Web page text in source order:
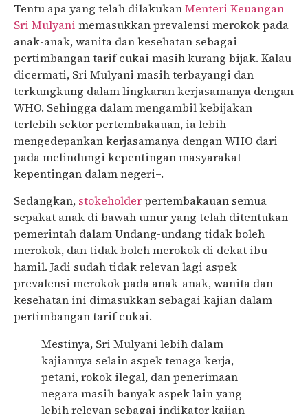
Tentu apa yang telah dilakukanMenteri Keuangan
Sri Mulyani memasukkan prevalensi merokok pada
anak-anak, wanita dan kesehatan sebagai
pertimbangan tarif cukai masih kurang bijak. Kalau
dicermati, Sri Mulyani masih terbayangi dan
terkungkung dalam lingkaran kerjasamanya dengan
WHO. Sehingga dalam mengambil kebijakan
terlebih sektor pertembakauan, ia lebih
mengedepankan kerjasamanya dengan WHO dari
pada melindungi kepentingan masyarakat –
kepentingan dalam negeri–.
Sedangkan, stokeholderpertembakauan semua
sepakat anak di bawah umur yang telah ditentukan
pemerintah dalam Undang-undang tidak boleh
merokok, dan tidak boleh merokok di dekat ibu
hamil. Jadi sudah tidak relevan lagi aspek
prevalensi merokok pada anak-anak, wanita dan
kesehatan ini dimasukkan sebagai kajian dalam
pertimbangan tarif cukai.
Mestinya, Sri Mulyani lebih dalam
kajiannya selain aspek tenaga kerja,
petani, rokok ilegal, dan penerimaan
negara masih banyak aspek lain yang
lebih relevan sebagai indikator kajian